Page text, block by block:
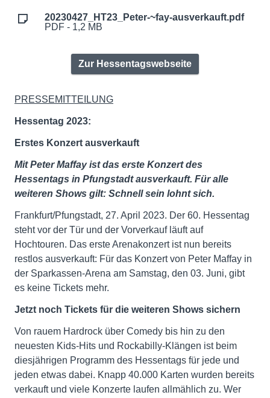
20230427_HT23_Peter-~fay-ausverkauft.pdf
PDF - 1,2 MB
Zur Hessentagswebseite
PRESSEMITTEILUNG
Hessentag 2023:
Erstes Konzert ausverkauft
Mit Peter Maffay ist das erste Konzert des
Hessentags in Pfungstadt ausverkauft. Für alle
weiteren Shows gilt: Schnell sein lohnt sich.
Frankfurt/Pfungstadt, 27. April 2023. Der 60. Hessentag
steht vor der Tür und der Vorverkauf läuft auf
Hochtouren. Das erste Arenakonzert ist nun bereits
restlos ausverkauft: Für das Konzert von Peter Maffay in
der Sparkassen-Arena am Samstag, den 03. Juni, gibt
es keine Tickets mehr.
Jetzt noch Tickets für die weiteren Shows sichern
Von rauem Hardrock über Comedy bis hin zu den
neuesten Kids-Hits und Rockabilly-Klängen ist beim
diesjährigen Programm des Hessentags für jede und
jeden etwas dabei. Knapp 40.000 Karten wurden bereits
verkauft und viele Konzerte laufen allmählich zu. Wer